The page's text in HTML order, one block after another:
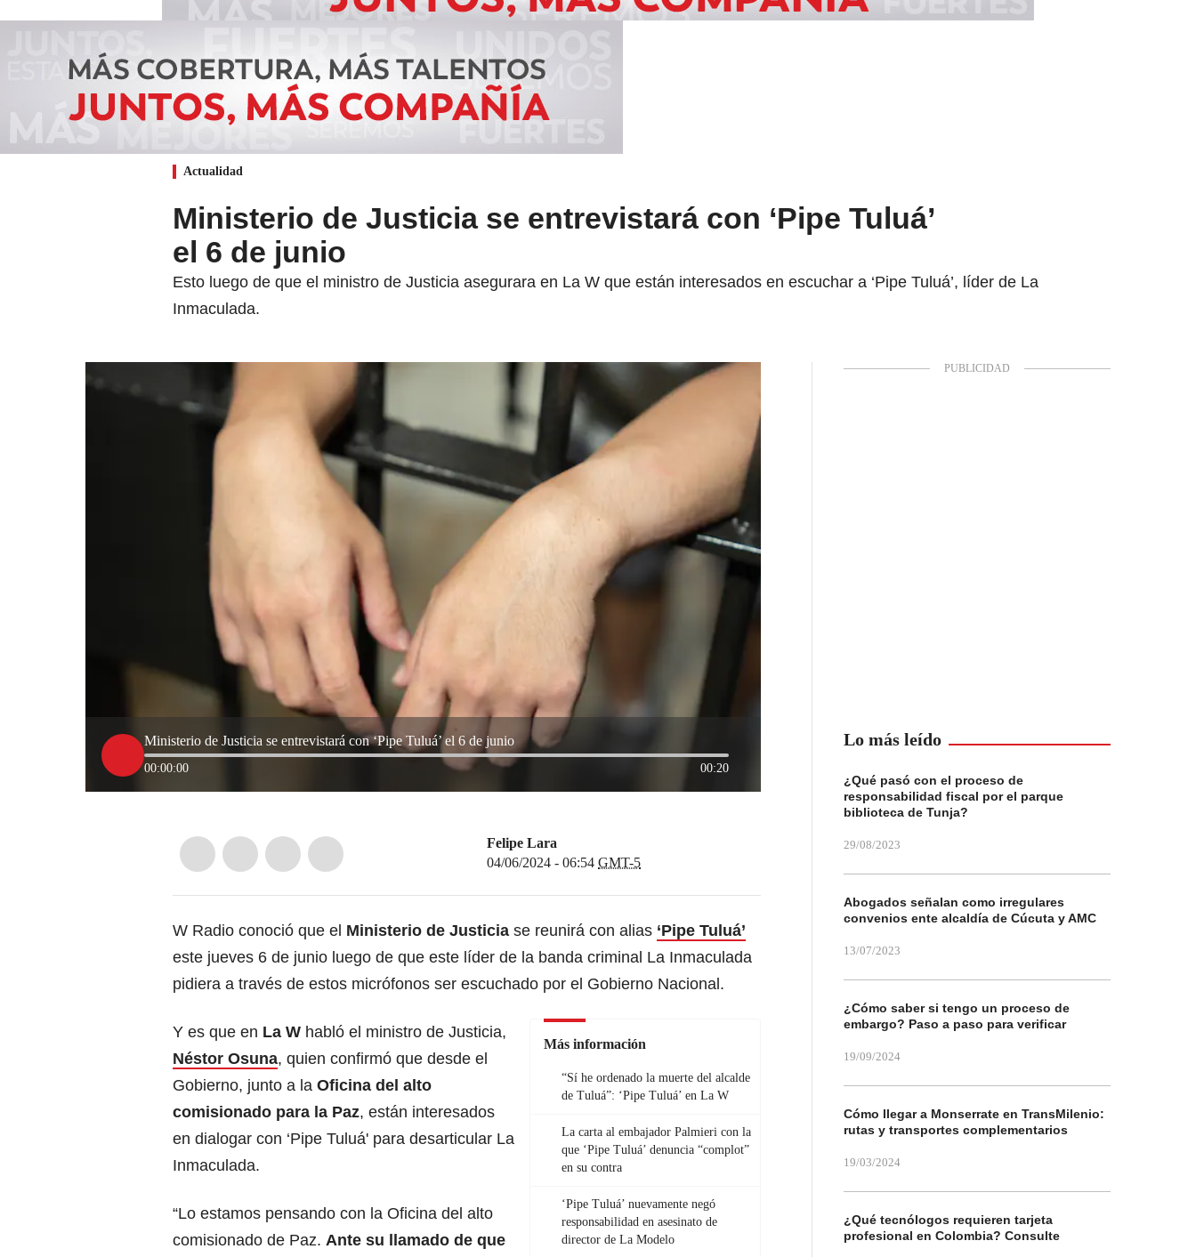
Actualidad
Ministerio de Justicia se entrevistará con ‘Pipe Tuluá’
el 6 de junio
Esto luego de que el ministro de Justicia asegurara en La W que están interesados en escuchar a ‘Pipe Tuluá’, líder de La
Inmaculada.
Ministerio de Justicia se entrevistará con ‘Pipe Tuluá’ el 6 de junio
00:00:00 00:20
Felipe Lara
04/06/2024 - 06:54 GMT-5
W Radio conoció que el Ministerio de Justicia se reunirá con alias ‘Pipe Tuluá’
este jueves 6 de junio luego de que este líder de la banda criminal La Inmaculada
pidiera a través de estos micrófonos ser escuchado por el Gobierno Nacional.
Más información
“Sí he ordenado la muerte del alcalde
de Tuluá”: ‘Pipe Tuluá’ en La W
La carta al embajador Palmieri con la
que ‘Pipe Tuluá’ denuncia “complot”
en su contra
‘Pipe Tuluá’ nuevamente negó
responsabilidad en asesinato de
director de La Modelo
Y es que en La W habló el ministro de Justicia,
Néstor Osuna, quien confirmó que desde el
Gobierno, junto a la Oficina del alto
comisionado para la Paz, están interesados
en dialogar con ‘Pipe Tuluá' para desarticular La
Inmaculada.
“Lo estamos pensando con la Oficina del alto
comisionado de Paz. Ante su llamado de que
Lo más leído
¿Qué pasó con el proceso de
responsabilidad fiscal por el parque
biblioteca de Tunja?
29/08/2023
Abogados señalan como irregulares
convenios ente alcaldía de Cúcuta y AMC
13/07/2023
¿Cómo saber si tengo un proceso de
embargo? Paso a paso para verificar
19/09/2024
Cómo llegar a Monserrate en TransMilenio:
rutas y transportes complementarios
19/03/2024
¿Qué tecnólogos requieren tarjeta
profesional en Colombia? Consulte